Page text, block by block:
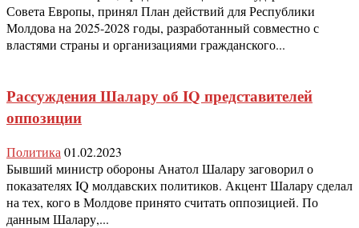
Совета Европы, принял План действий для Республики
Молдова на 2025-2028 годы, разработанный совместно с
властями страны и организациями гражданского...
Рассуждения Шалару об IQ представителей
оппозиции
Политика 01.02.2023
Бывший министр обороны Анатол Шалару заговорил о
показателях IQ молдавских политиков. Акцент Шалару сделал
на тех, кого в Молдове принято считать оппозицией. По
данным Шалару,...